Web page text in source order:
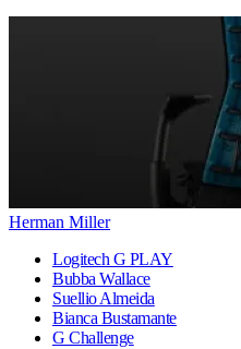
Herman Miller
Logitech G PLAY
Bubba Wallace
Suellio Almeida
Bianca Bustamante
G Challenge